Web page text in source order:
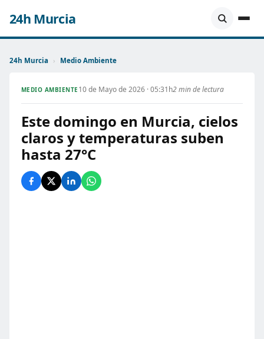
24h Murcia
24h Murcia › Medio Ambiente
MEDIO AMBIENTE 10 de Mayo de 2026 · 05:31h2 min de lectura
Este domingo en Murcia, cielos
claros y temperaturas suben
hasta 27°C